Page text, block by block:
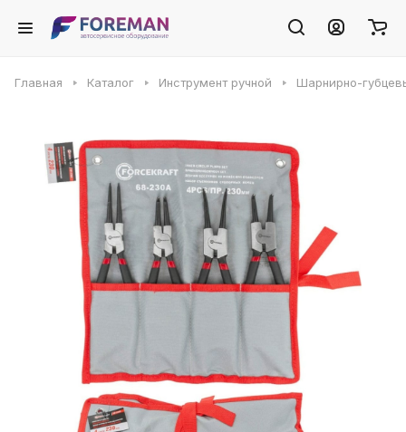
Главная Каталог Инструмент ручной Шарнирно-